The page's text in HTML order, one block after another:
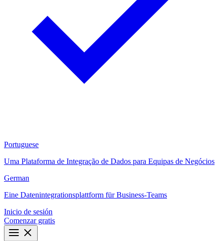
Portuguese
Uma Plataforma de Integração de Dados para Equipas de Negócios
German
Eine Datenintegrationsplattform für Business-Teams
Inicio de sesión
Comenzar gratis